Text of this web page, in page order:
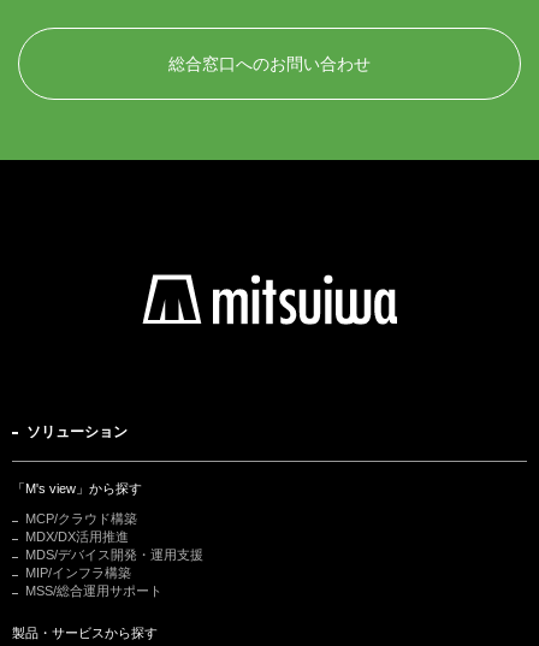
総合窓口へのお問い合わせ
ソリューション
「M's view」から探す
MCP/クラウド構築
MDX/DX活用推進
MDS/デバイス開発・運用支援
MIP/インフラ構築
MSS/総合運用サポート
製品・サービスから探す